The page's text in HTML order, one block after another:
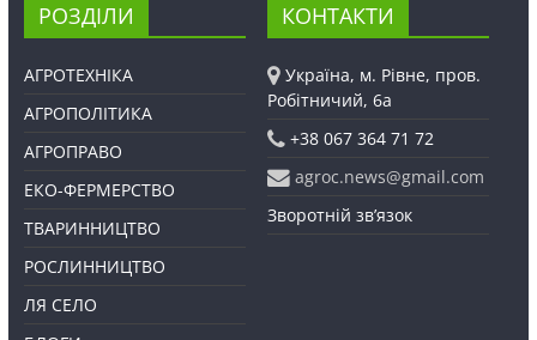
РОЗДІЛИ
АГРОТЕХНІКА
АГРОПОЛІТИКА
АГРОПРАВО
ЕКО-ФЕРМЕРСТВО
ТВАРИННИЦТВО
РОСЛИННИЦТВО
ЛЯ СЕЛО
КОНТАКТИ
Україна, м. Рівне, пров.
Робітничий, 6а
+38 067 364 71 72
agroc.news@gmail.com
Зворотній зв’язок